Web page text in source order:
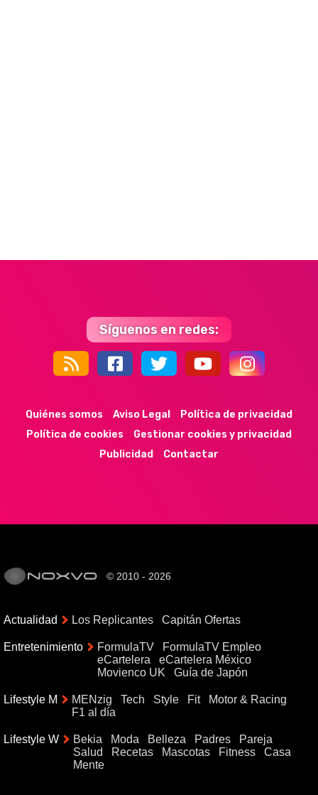
Síguenos en redes:
44k 9k 35k 352
Quiénes somos Aviso Legal
Política de privacidad
Política de cookies
Gestionar cookies y privacidad
Publicidad
Contactar
© 2010 - 2026
Actualidad Los Replicantes Capitán Ofertas
Entretenimiento FormulaTV
FormulaTV Empleo
eCartelera
eCartelera México
Movienco UK
Guía de Japón
Lifestyle M MENzig Tech Style Fit
Motor & Racing
F1 al día
Lifestyle W Bekia Moda Belleza Padres
Pareja
Salud
Recetas Mascotas Fitness
Casa
Mente